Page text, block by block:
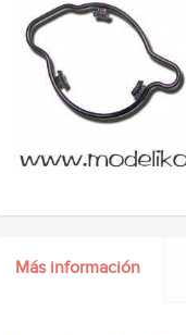
Más información